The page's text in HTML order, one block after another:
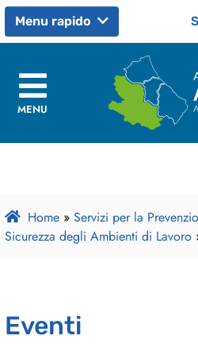
Menu rapido
MENU
Home » Servizi per la
Sicurezza degli Ambienti di Lavoro
Eventi